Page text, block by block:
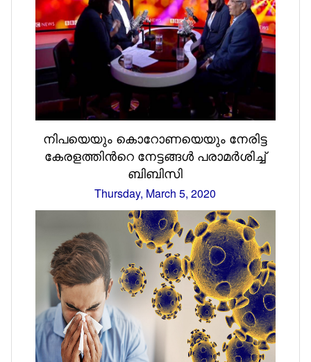
നിപയെയും കൊറോണയെയും നേരിട്ട
കേരളത്തിന്‍റെ നേട്ടങ്ങള്‍ പരാമര്‍ശിച്ച്
ബിബിസി
Thursday, March 5, 2020